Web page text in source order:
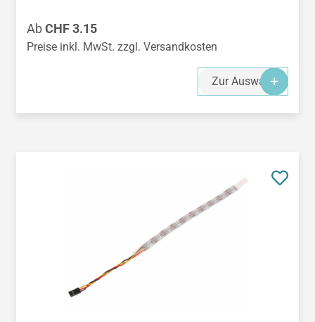
Regulärer Preis:
AbCHF 3.15
Preise inkl. MwSt. zzgl. Versandkosten
Zur Auswahl